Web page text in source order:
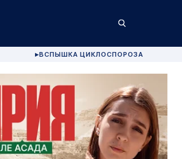
▶ВСПЫШКА ЦИКЛОСПОРОЗА